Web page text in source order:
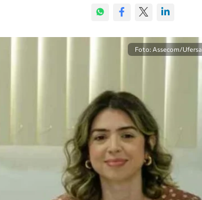
Foto: Assecom/Ufersa